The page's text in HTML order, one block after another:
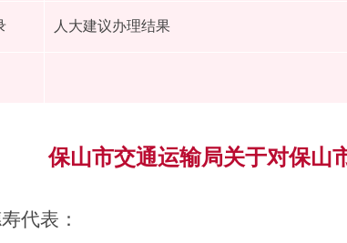
人大建议办理结果
保山市交通运输局关于对保山
代表：